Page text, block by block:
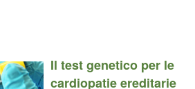
Il test genetico per le
cardiopatie ereditarie